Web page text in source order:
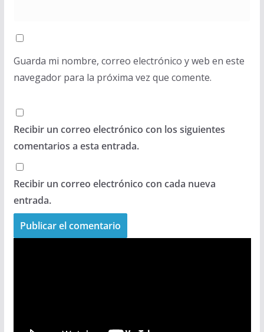
Guarda mi nombre, correo electrónico y web en este
navegador para la próxima vez que comente.
Recibir un correo electrónico con los siguientes
comentarios a esta entrada.
Recibir un correo electrónico con cada nueva
entrada.